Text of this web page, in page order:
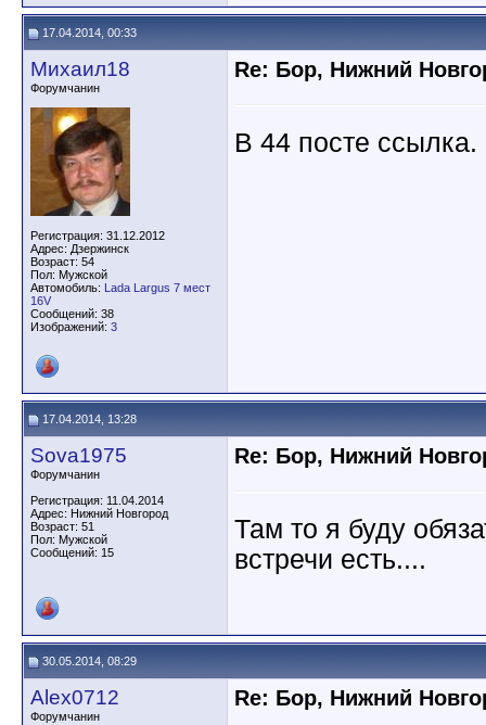
17.04.2014, 00:33
Михаил18
Форумчанин
Регистрация: 31.12.2012
Адрес: Дзержинск
Возраст: 54
Пол: Мужской
Автомобиль: Lada Largus 7 мест
16V
Сообщений: 38
Изображений: 3
Re: Бор, Нижний
В 44 посте ссылка.
17.04.2014, 13:28
Sova1975
Форумчанин
Регистрация: 11.04.2014
Адрес: Нижний Новгород
Возраст: 51
Пол: Мужской
Сообщений: 15
Re: Бор, Нижний
Там то я буду
встречи есть....
30.05.2014, 08:29
Alex0712
Форумчанин
Re: Бор, Нижний